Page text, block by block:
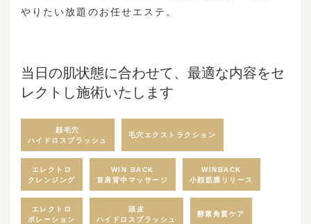
やりたい放題のお任せエステ。
当日の肌状態に合わせて、最適な内容をセ
レクトし施術いたします
顔毛穴
ハイドロスプラッシュ
毛穴エクストラクション
エレクトロ
クレンジング
WIN BACK
首肩背中マッサージ
WINBACK
小顔筋膜リリース
エレクトロ
ポレーション
頭皮
​​​​​​​ハイドロスプラッシュ
酵素角質ケア